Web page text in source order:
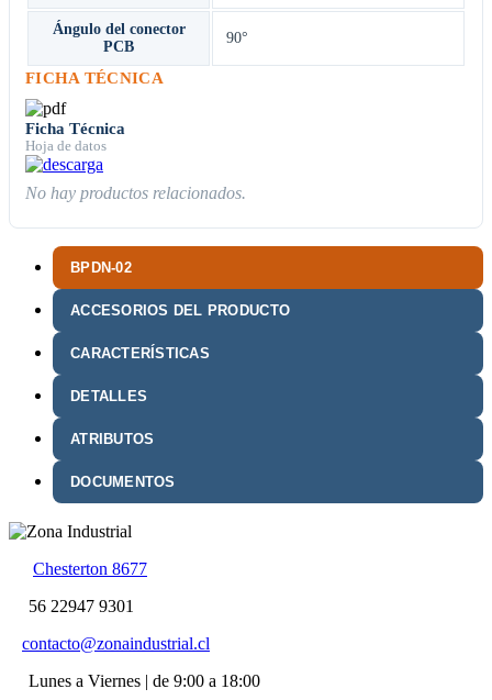
BPDN-02
ACCESORIOS DEL PRODUCTO
CARACTERÍSTICAS
DETALLES
ATRIBUTOS
DOCUMENTOS
Ángulo del conector
PCB
90°
FICHA TÉCNICA
Ficha Técnica
Hoja de datos
No hay productos relacionados.
Chesterton 8677
56 22947 9301
contacto@zonaindustrial.cl
Lunes a Viernes | de 9:00 a 18:00